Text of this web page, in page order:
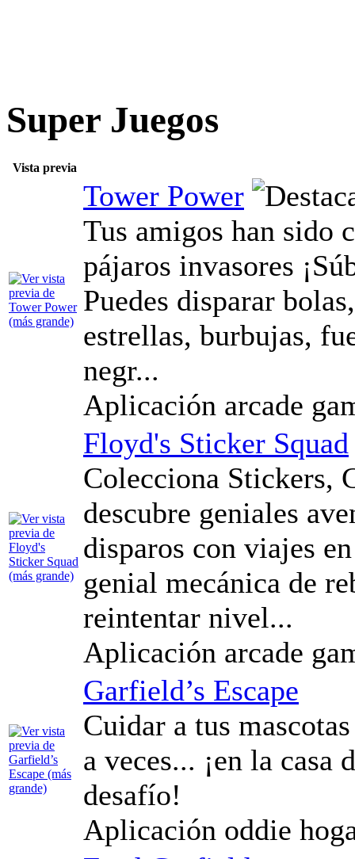
Super Juegos
Vista previa
Tower Power
Tus amigos han sido
pájaros invasores
Puedes disparar
estrellas, burbujas,
negr...
Aplicación arcade
Floyd's Sticker Squad
Colecciona Stickers,
descubre geniales
disparos con viajes
genial mecánica de
reintentar nivel...
Aplicación arcade
Garfield’s Escape
Cuidar a tus
a veces... ¡en la casa
desafío!
Aplicación oddie